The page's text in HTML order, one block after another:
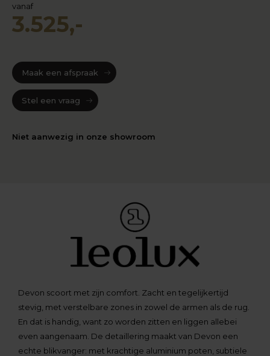
vanaf
3.525,-
Maak een afspraak
Stel een vraag
Niet aanwezig in onze showroom
Devon scoort met zijn comfort. Zacht en tegelijkertijd
stevig, met verstelbare zones in zowel de armen als de rug.
En dat is handig, want zo worden zitten en liggen allebei
even aangenaam. De detaillering maakt van Devon een
echte blikvanger: met krachtige aluminium poten, subtiele